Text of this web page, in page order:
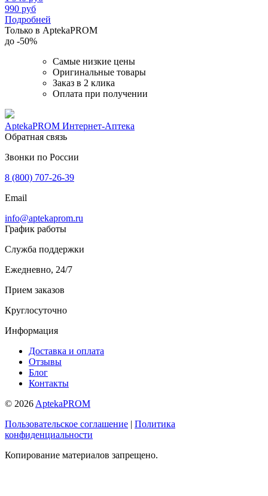
990 руб
Подробней
Только в AptekaPROM
до -50%
Самые низкие цены
Оригинальные товары
Заказ в 2 клика
Оплата при получении
AptekaPROM Интернет-Аптека
Обратная связь
Звонки по России
8 (800) 707-26-39
Email
info@aptekaprom.ru
График работы
Служба поддержки
Ежедневно, 24/7
Прием заказов
Круглосуточно
Информация
Доставка и оплата
Отзывы
Блог
Контакты
© 2026 AptekaPROM
Пользовательское соглашение | Политика
конфиденциальности
Копирование материалов запрещено.